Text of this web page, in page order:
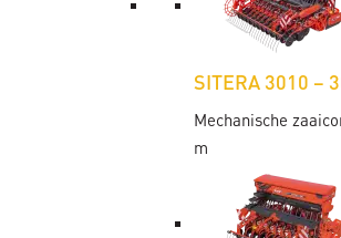
SITERA 3010 –
Mechanische
m